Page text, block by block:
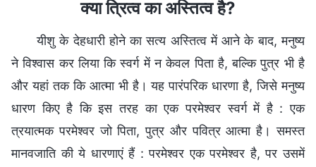
क्या त्रित्व का अस्तित्व है?
यीशु के देहधारी होने का सत्य अस्तित्व में आने के बाद, मनुष्य
ने विश्वास कर लिया कि स्वर्ग में न केवल पिता है, बल्कि पुत्र भी है
और यहां तक कि आत्मा भी है। यह पारंपरिक धारणा है, जिसे मनुष्य
धारण किए है कि इस तरह का एक परमेश्वर स्वर्ग में है : एक
त्रयात्मक परमेश्वर जो पिता, पुत्र और पवित्र आत्मा है। समस्त
मानवजाति की ये धारणाएं हैं : परमेश्वर एक परमेश्वर है, पर उसमें